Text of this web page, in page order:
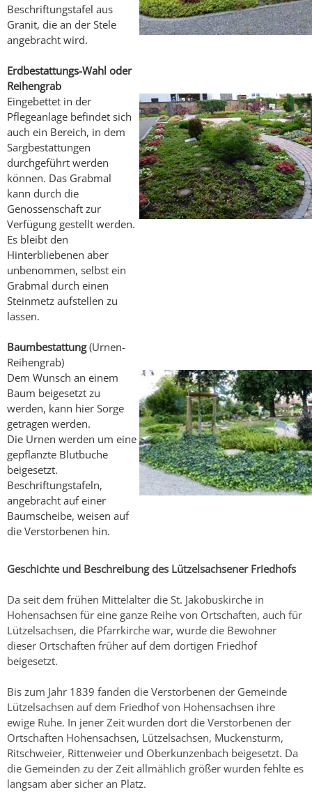
Beschriftungstafel aus
Granit, die an der Stele
angebracht wird.
Erdbestattungs-Wahl oder
Reihengrab
Eingebettet in der
Pflegeanlage befindet sich
auch ein Bereich, in dem
Sargbestattungen
durchgeführt werden
können. Das Grabmal
kann durch die
Genossenschaft zur
Verfügung gestellt werden.
Es bleibt den
Hinterbliebenen aber
unbenommen, selbst ein
Grabmal durch einen
Steinmetz aufstellen zu
lassen.
Baumbestattung(Urnen-
Reihengrab)
Dem Wunsch an einem
Baum beigesetzt zu
werden, kann hier Sorge
getragen werden.
Die Urnen werden um eine
gepflanzte Blutbuche
beigesetzt.
Beschriftungstafeln,
angebracht auf einer
Baumscheibe, weisen auf
die Verstorbenen hin.
Geschichte und Beschreibung des Lützelsachsener Friedhofs
Da seit dem frühen Mittelalter die St. Jakobuskirche in
Hohensachsen für eine ganze Reihe von Ortschaften, auch für
Lützelsachsen, die Pfarrkirche war, wurde die Bewohner
dieser Ortschaften früher auf dem dortigen Friedhof
beigesetzt.
Bis zum Jahr 1839 fanden die Verstorbenen der Gemeinde
Lützelsachsen auf dem Friedhof von Hohensachsen ihre
ewige Ruhe. In jener Zeit wurden dort die Verstorbenen der
Ortschaften Hohensachsen, Lützelsachsen, Muckensturm,
Ritschweier, Rittenweier und Oberkunzenbach beigesetzt. Da
die Gemeinden zu der Zeit allmählich größer wurden fehlte es
langsam aber sicher an Platz.